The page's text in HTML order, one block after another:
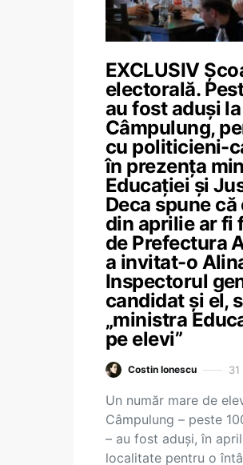
EXCLUSIV
electorală.
au fost aduși
Câmpulung,
cu politicieni-
în prezența
Educației și
Deca spune
din aprilie ar fi
de Prefectura
a invitat-o
Inspectorul
candidat și el,
„ministra
pe elevi”
Costin Ionescu
Un număr mare de
Câmpulung – peste
– au fost aduși, în
localitate pentru o